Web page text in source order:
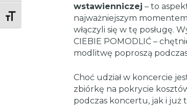
Toggle Font size
wstawienniczej – to
najważniejszym
włączyli się w tę posługę.
CIEBIE POMODLIĆ –
modlitwę poproszą
Choć udział w koncercie
zbiórkę na pokrycie
podczas koncertu, jak i już